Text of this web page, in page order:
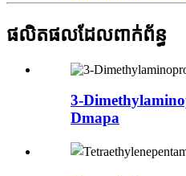
ផលិតផលដែលពាក់ព័ន្ធ
3-
Dmapa